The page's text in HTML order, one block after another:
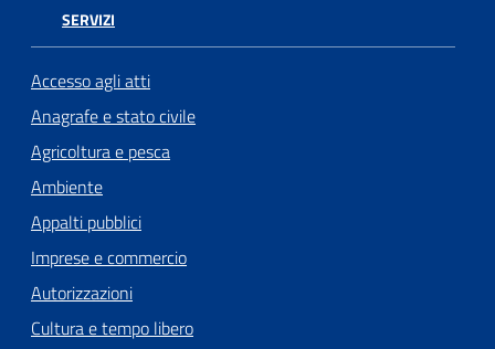
SERVIZI
Accesso agli atti
Anagrafe e stato civile
Agricoltura e pesca
Ambiente
Appalti pubblici
Imprese e commercio
Autorizzazioni
Cultura e tempo libero